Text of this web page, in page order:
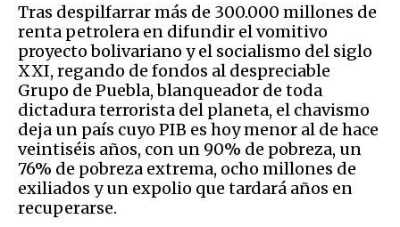
Tras despilfarrar más de 300.000 millones de
renta petrolera en difundir el vomitivo
proyecto bolivariano y el socialismo del siglo
XXI, regando de fondos al despreciable
Grupo de Puebla, blanqueador de toda
dictadura terrorista del planeta, el chavismo
deja un país cuyo PIB es hoy menor al de hace
veintiséis años, con un 90% de pobreza, un
76% de pobreza extrema, ocho millones de
exiliados y un expolio que tardará años en
recuperarse.